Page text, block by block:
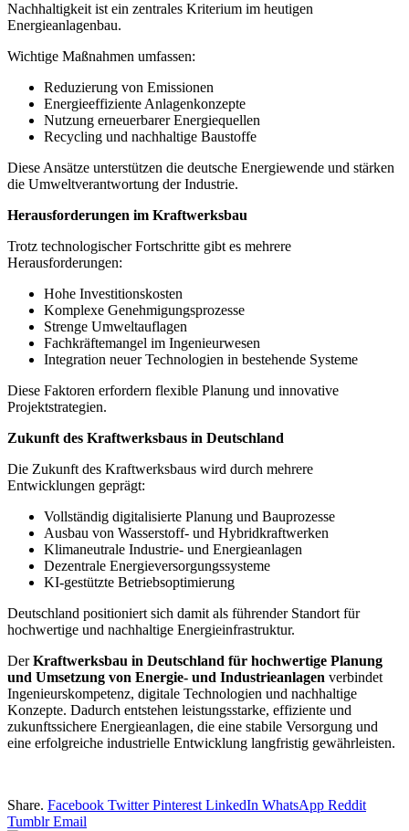
Nachhaltigkeit ist ein zentrales Kriterium im heutigen
Energieanlagenbau.
Wichtige Maßnahmen umfassen:
Reduzierung von Emissionen
Energieeffiziente Anlagenkonzepte
Nutzung erneuerbarer Energiequellen
Recycling und nachhaltige Baustoffe
Diese Ansätze unterstützen die deutsche Energiewende und stärken
die Umweltverantwortung der Industrie.
Herausforderungen im Kraftwerksbau
Trotz technologischer Fortschritte gibt es mehrere
Herausforderungen:
Hohe Investitionskosten
Komplexe Genehmigungsprozesse
Strenge Umweltauflagen
Fachkräftemangel im Ingenieurwesen
Integration neuer Technologien in bestehende Systeme
Diese Faktoren erfordern flexible Planung und innovative
Projektstrategien.
Zukunft des Kraftwerksbaus in Deutschland
Die Zukunft des Kraftwerksbaus wird durch mehrere
Entwicklungen geprägt:
Vollständig digitalisierte Planung und Bauprozesse
Ausbau von Wasserstoff- und Hybridkraftwerken
Klimaneutrale Industrie- und Energieanlagen
Dezentrale Energieversorgungssysteme
KI-gestützte Betriebsoptimierung
Deutschland positioniert sich damit als führender Standort für
hochwertige und nachhaltige Energieinfrastruktur.
DerKraftwerksbau in Deutschland für hochwertige Planung
und Umsetzung von Energie- und Industrieanlagen verbindet
Ingenieurskompetenz, digitale Technologien und nachhaltige
Konzepte. Dadurch entstehen leistungsstarke, effiziente und
zukunftssichere Energieanlagen, die eine stabile Versorgung und
eine erfolgreiche industrielle Entwicklung langfristig gewährleisten.
Share. Facebook Twitter Pinterest LinkedIn WhatsApp Reddit
Tumblr Email